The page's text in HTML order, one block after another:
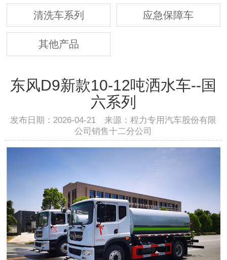
清洗车系列 应急保障车
其他产品
东风D9新款10-12吨洒水车--国
六系列
发布日期：2026-04-21 来源：程力专用汽车股份有限
公司销售十二分公司